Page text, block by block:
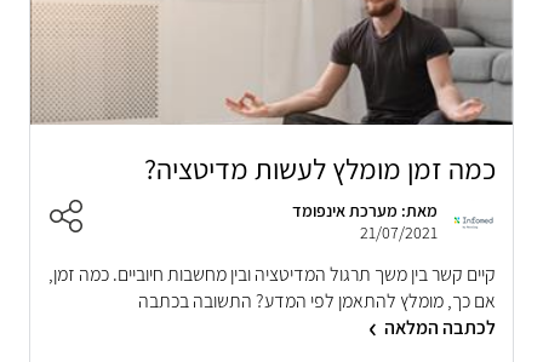
כמה זמן מומלץ לעשות מדיטציה?
מאת: מערכת אינפומד
21/07/2021
קיים קשר בין משך תרגול המדיטציה ובין מחשבות חיוביים. כמה זמן,
אם כך, מומלץ להתאמן לפי המדע? התשובה בכתבה
לכתבה המלאה